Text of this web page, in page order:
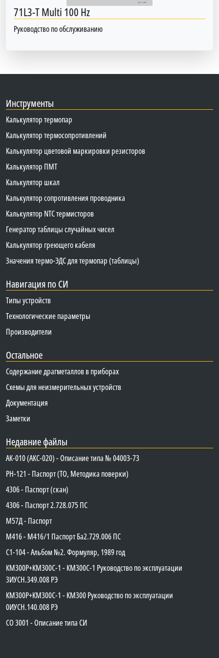
71L3-T Multi 100 Hz
Руководство по обслуживанию
Инструменты
Калькулятор термопар
Калькулятор термосопротивлений
Калькулятор цветовой маркировки резисторов
Калькулятор ПМТ
Калькулятор шкал
Калькулятор сопротивления проводника
Калькулятор NTC термисторов
Генератор таблицы случайных чисел
Калькулятор греющего кабеля
Значения термо-ЭДС для термопар (таблицы)
Навигация по СИ
Типы устройств
Технологические параметры
Производители
Остальное
Содержание драгметаллов в приборах
Схемы для неизмерительных устройств
Документация
Заметки
Недавние файлы
АК-010 (АКС-020) - Описание типа № 04003-73
PH-121 - Паспорт (ТО, Методика поверки)
4306 - Паспорт (скан)
4306 - Паспорт 2.728.075 ПС
М57Д - Паспорт
М416 - М416/1 Паспорт Ба2.729.006 ПС
C1-104 - Альбом №2. Формуляр, 1989 год
КМ300Р+КМ300С-1 - КМ300C-1 Руководство по эксплуатации
3ИУСН.349.008 РЭ
КМ300Р+КМ300С-1 - КМ300 Руководство по эксплуатации
0ИУСН.140.008 РЭ
СО 3001 - Описание типа СИ